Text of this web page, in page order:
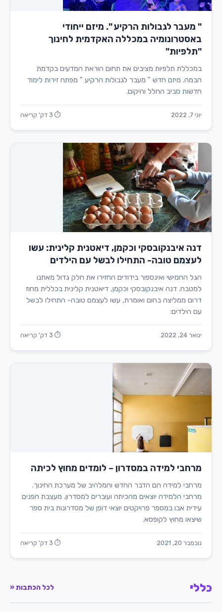
" מעבר לגבולות הרקיע ". מיזם ייחודי
באסטרונומיה במכללה האקדמית לחינוך
"תלפיות"
במכללת תלפיות מציבים את תחום הוראת המדעים בקדמת
הבמה. מיזם חדש " מעבר לגבולות הרקיע " מפתח זירות לימוד
חדשות סביב החלל והיקום.
יוני 7, 2022 ⏱ 3 דק' קריאה
דנה איבנקובסקי וכקמן, דיאטנית קלינית: עשו
לעצמם טובה- התחילו לבשל עם הילדים
הגל החמישי ואינספור בידודים החזירו את חלק גדול מאתנו
למטבח. דנה איבנקובסקי וכקמן, דיאטנית קלינית בכללית מחוז
דרום ממליצה בחום ואומרת, עשו לעצמם טובה- התחילו לבשל
עם הילדים:
ינואר 24, 2022 ⏱ 3 דק' קריאה
מרחבי למידה במסדרון – לומדים מחוץ לכיתה
מרחבי למידה הם הדבר החדש והמלהיב של מערכת החינוך.
מרחבי הלמידה יוצאים מהכיתה ועוברים למסדרון. מעצבת הפנים
עידית אבו במספר פרויקטים יוצאי דופן של מסדרונות בית ספר
שיצאו מחוץ לקופסא.
נובמבר 20, 2021 ⏱ 3 דק' קריאה
כללי לכל הכתבות «